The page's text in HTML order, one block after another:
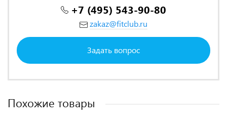
+7 (495) 543-90-80
zakaz@fitclub.ru
Задать вопрос
Похожие товары